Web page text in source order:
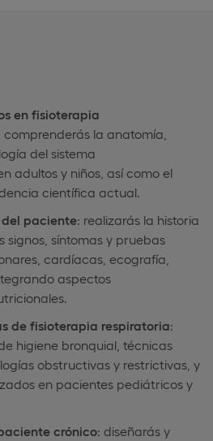
en fisioterapia
comprenderás la anatomía,
del sistema
adultos y niños, así como el
científica actual.
paciente: realizarás la historia
signos, síntomas y pruebas
cardíacas, ecografía,
aspectos
de fisioterapia respiratoria:
higiene bronquial, técnicas
obstructivas y restrictivas, y
en pacientes pediátricos y
crónico: diseñarás y